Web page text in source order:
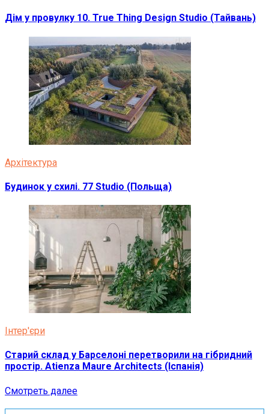
Дім у провулку 10. True Thing Design Studio (Тайвань)
Архітектура
Будинок у схилі. 77 Studio (Польща)
Інтер'єри
Старий склад у Барселоні перетворили на гібридний
простір. Atienza Maure Architects (Іспанія)
Смотреть далее